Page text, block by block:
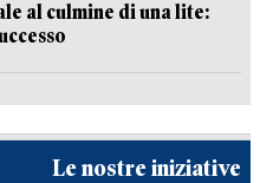
al culmine di una lite:
Le nostre iniziative